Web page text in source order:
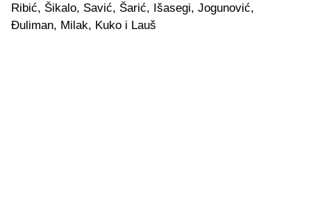
Ribić, Šikalo, Savić, Šarić, Išasegi, Jogunović,
Đuliman, Milak, Kuko i Lauš